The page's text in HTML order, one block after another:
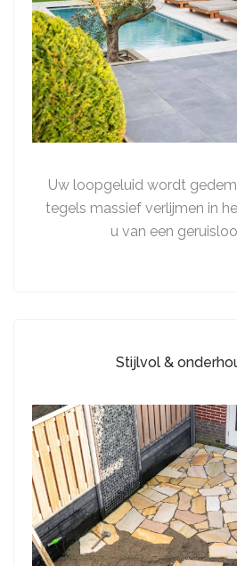
Uw loopgeluid wordt
tegels massief verlijmen in
u van een
Stijlvol &